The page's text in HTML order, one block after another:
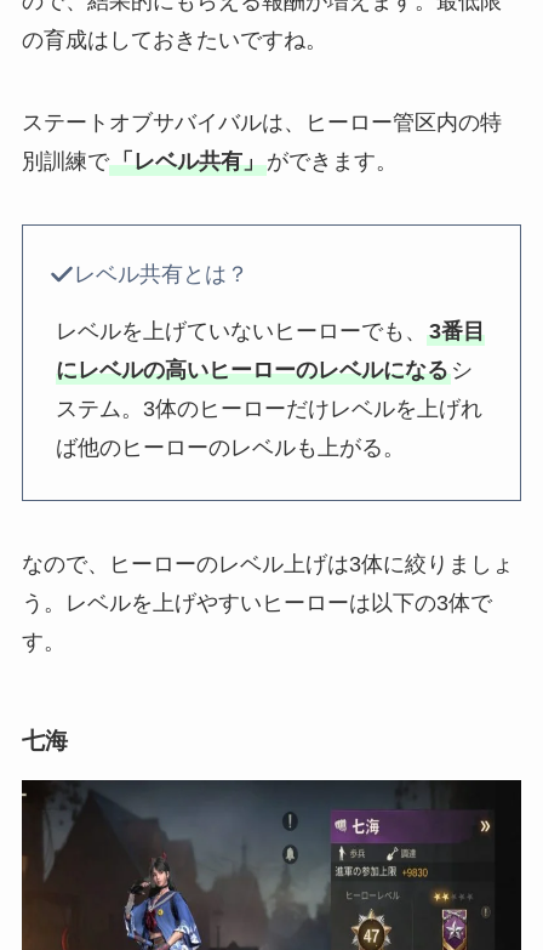
の育成はしておきたいですね。
ステートオブサバイバルは、ヒーロー管区内の特
別訓練で「レベル共有」ができます。
レベル共有とは？
レベルを上げていないヒーローでも、 3番目
にレベルの高いヒーローのレベルになるシ
ステム。3体のヒーローだけレベルを上げれ
ば他のヒーローのレベルも上がる。
なので、ヒーローのレベル上げは3体に絞りましょ
う。レベルを上げやすいヒーローは以下の3体で
す。
七海